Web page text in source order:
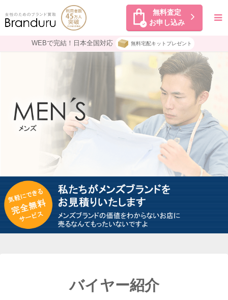
無料査定
お申し込み
WEBで完結！日本全国対応 無料宅配キットプレゼント
バイヤー紹介